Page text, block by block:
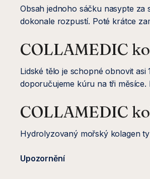
Obsah jednoho sáčku nasypte
dokonale rozpustí. Poté krátce
COLLAMEDIC
Lidské tělo je schopné obnovit
doporučujeme kúru na tři
COLLAMEDIC
Hydrolyzovaný mořský kolagen
Upozornění